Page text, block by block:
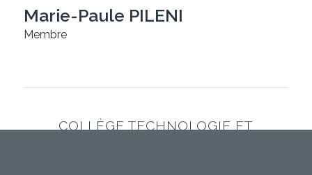
Marie-Paule PILENI
Membre
COLLÈGE TECHNOLOGIE ET